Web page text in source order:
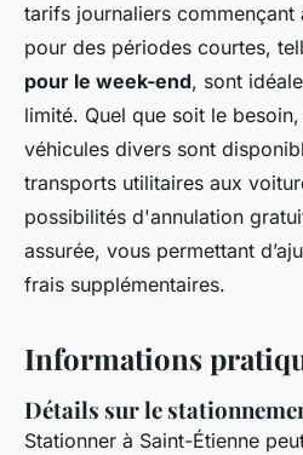
tarifs journaliers commençant
pour des périodes courtes,
pour le week-end, sont
limité. Quel que soit le
véhicules divers sont
transports utilitaires aux
possibilités d'annulation
assurée, vous permettant
frais supplémentaires.
Informations
Détails sur le
Stationner à Saint-Étienne